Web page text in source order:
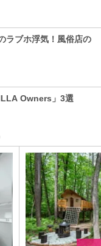
ラブホ浮気！風俗店の
Owners」3選